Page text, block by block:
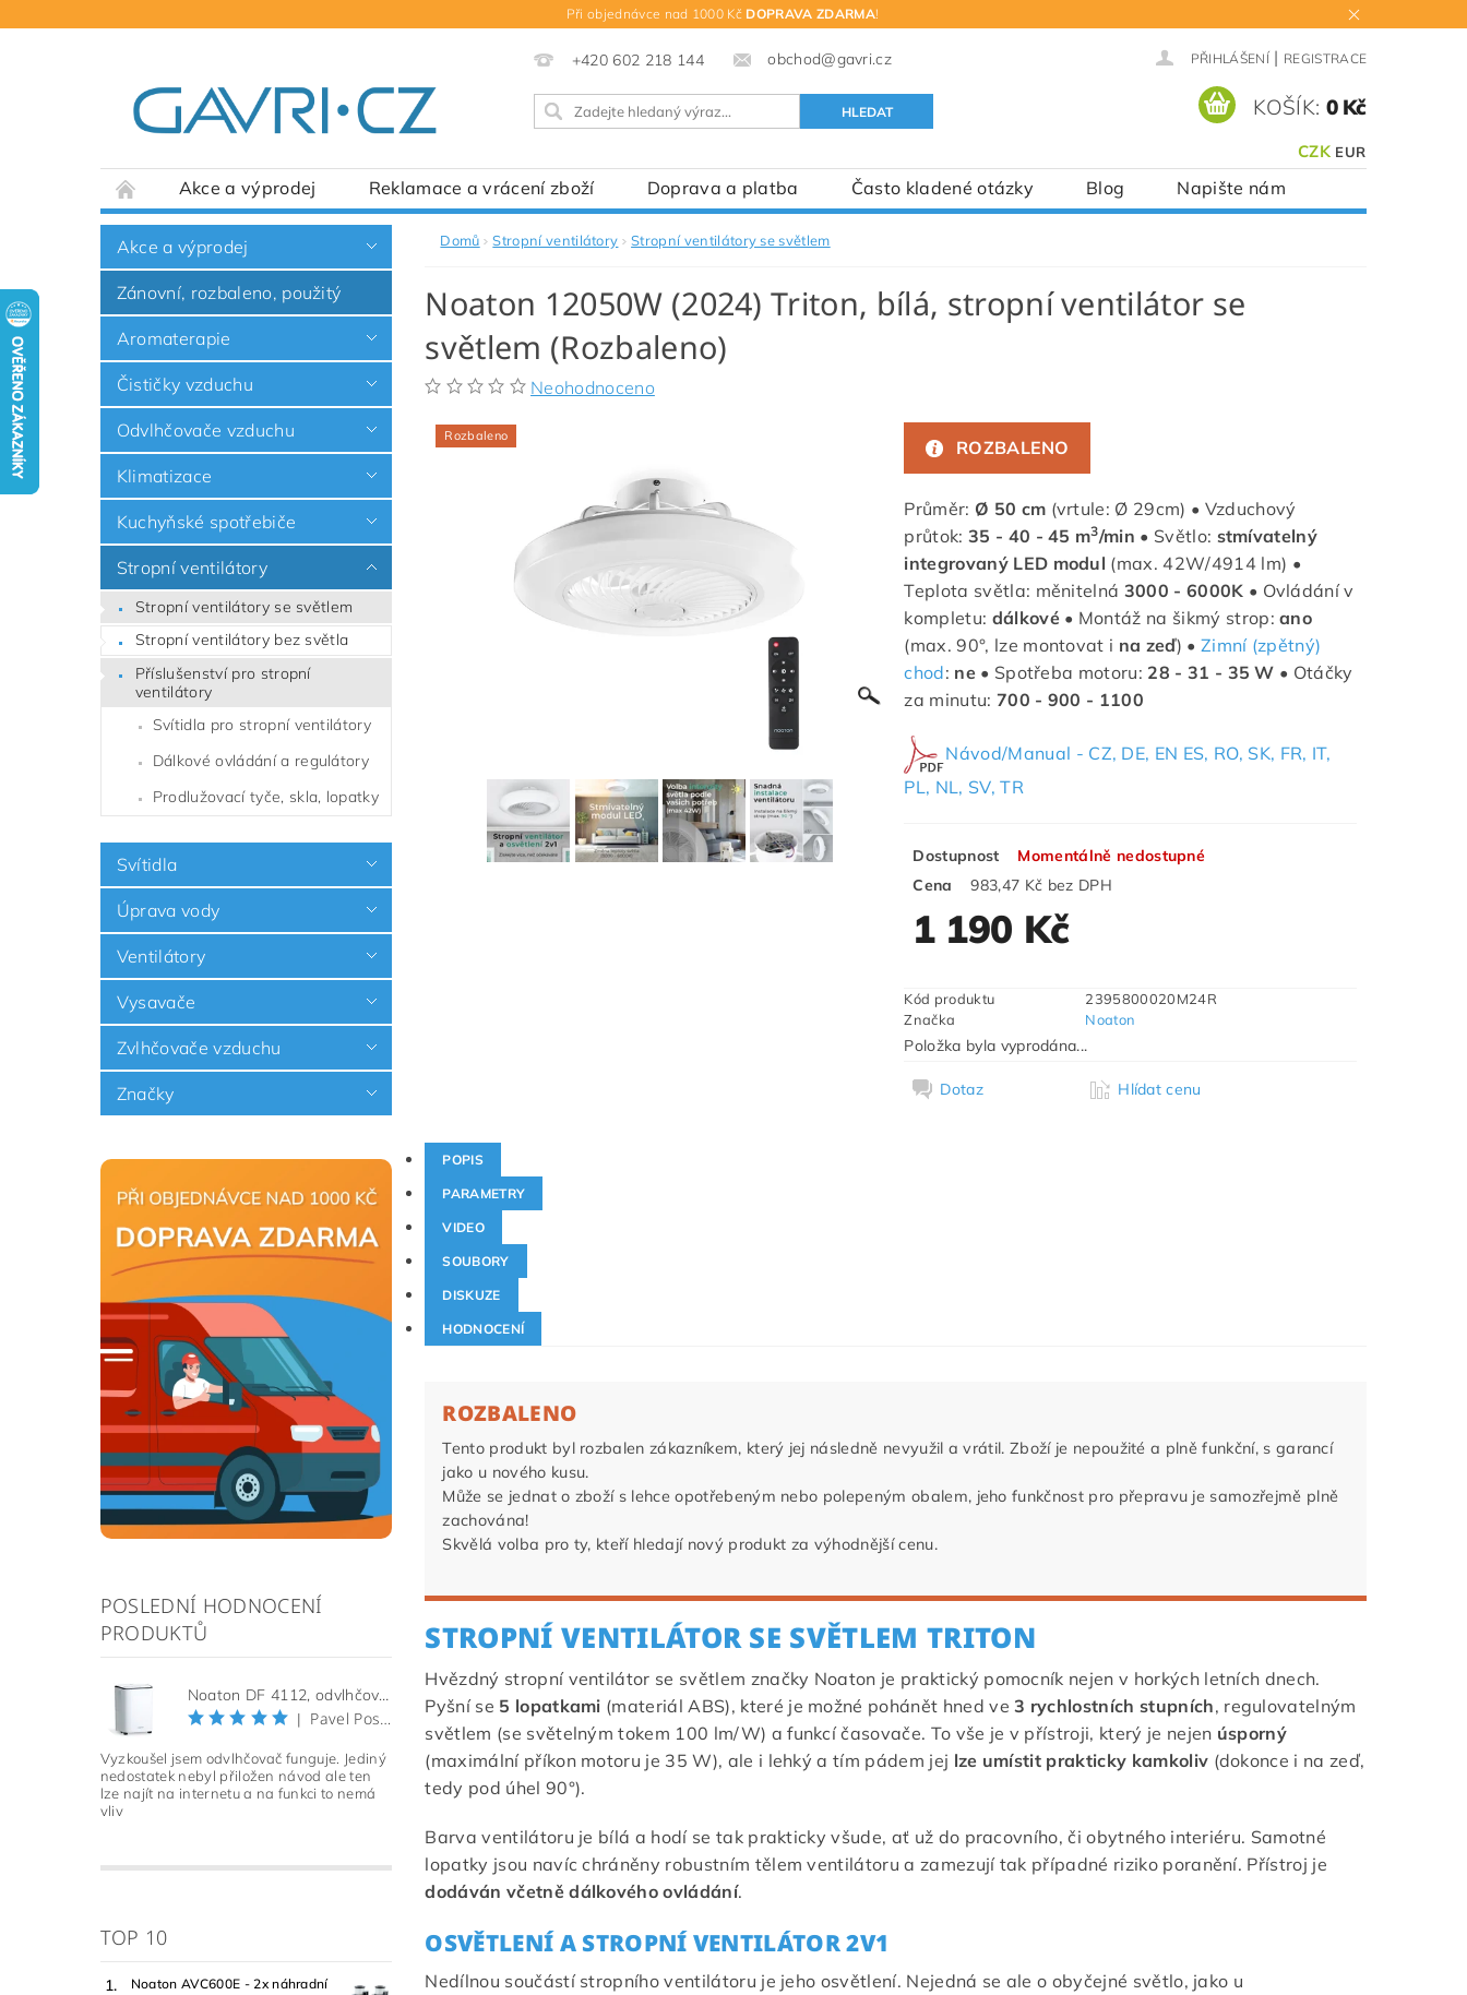
Při objednávce nad 1000 Kč DOPRAVA ZDARMA!
+420 602 218 144 obchod@gavri.cz PŘIHLÁŠENÍ | REGISTRACE
CZK EUR
KOŠÍK: 0 Kč
Akce a výprodej Reklamace a vrácení zboží Doprava a platba Často kladené otázky Blog Napište nám
Akce a výprodej
Zánovní, rozbaleno, použitý
Aromaterapie
Čističky vzduchu
Odvlhčovače vzduchu
Klimatizace
Kuchyňské spotřebiče
Stropní ventilátory
Stropní ventilátory se světlem
Stropní ventilátory bez světla
Příslušenství pro stropní
ventilátory
Svítidla pro stropní ventilátory
Dálkové ovládání a regulátory
Prodlužovací tyče, skla, lopatky
Svítidla
Úprava vody
Ventilátory
Vysavače
Zvlhčovače vzduchu
Značky
POSLEDNÍ HODNOCENÍ
PRODUKTŮ
Noaton DF 4112, odvlhčovač vzduchu (Použitý, Záruka 21 měsíců)
|
Pavel Pospíšil
Vyzkoušel jsem odvlhčovač funguje. Jediný
nedostatek nebyl přiložen návod ale ten
lze najít na internetu a na funkci to nemá
vliv
TOP 10
Noaton AVC600E - 2x náhradní
Domů Stropní ventilátory Stropní ventilátory se světlem
Noaton 12050W (2024) Triton, bílá, stropní ventilátor se
světlem (Rozbaleno)
Neohodnoceno
Rozbaleno
ROZBALENO
Průměr: Ø 50 cm (vrtule: Ø 29cm) • Vzduchový
průtok: 35 - 40 - 45 m3/min • Světlo: stmívatelný
integrovaný LED modul (max. 42W/4914 lm) •
Teplota světla: měnitelná 3000 - 6000K • Ovládání v
kompletu: dálkové• Montáž na šikmý strop:ano
(max. 90°, lze montovat i na zeď) • Zimní (zpětný)
chod: ne• Spotřeba motoru: 28 - 31 - 35 W • Otáčky
za minutu: 700 - 900 - 1100
Návod/Manual - CZ, DE, EN ES, RO, SK, FR, IT,
PL, NL, SV, TR
Dostupnost
Momentálně nedostupné
Cena
983,47 Kč bez DPH
1 190 Kč
Kód produktu
2395800020M24R
Značka
Noaton
Položka byla vyprodána...
Dotaz Hlídat cenu
POPIS
PARAMETRY
VIDEO
SOUBORY
DISKUZE
HODNOCENÍ
ROZBALENO
Tento produkt byl rozbalen zákazníkem, který jej následně nevyužil a vrátil. Zboží je nepoužité a plně funkční, s garancí
jako u nového kusu.
Může se jednat o zboží s lehce opotřebeným nebo polepeným obalem, jeho funkčnost pro přepravu je samozřejmě plně
zachována!
Skvělá volba pro ty, kteří hledají nový produkt za výhodnější cenu.
STROPNÍ VENTILÁTOR SE SVĚTLEM TRITON
Hvězdný stropní ventilátor se světlem značky Noaton je praktický pomocník nejen v horkých letních dnech.
Pyšní se 5 lopatkami (materiál ABS), které je možné pohánět hned ve3 rychlostních stupních, regulovatelným
světlem (se světelným tokem 100 lm/W) a funkcí časovače. To vše je v přístroji, který je nejen úsporný
(maximální příkon motoru je 35 W), ale i lehký a tím pádem jej lze umístit prakticky kamkoliv (dokonce i na zeď,
tedy pod úhel 90°).
Barva ventilátoru je bílá a hodí se tak prakticky všude, ať už do pracovního, či obytného interiéru. Samotné
lopatky jsou navíc chráněny robustním tělem ventilátoru a zamezují tak případné riziko poranění. Přístroj je
dodáván včetně dálkového ovládání.
OSVĚTLENÍ A STROPNÍ VENTILÁTOR 2V1
Nedílnou součástí stropního ventilátoru je jeho osvětlení. Nejedná se ale o obyčejné světlo, jako u